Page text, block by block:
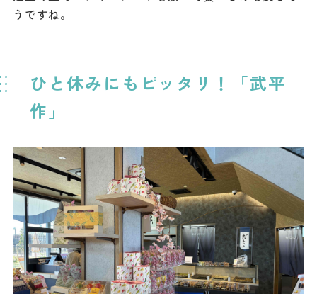
うですね。
ひと休みにもピッタリ！「武平
作」